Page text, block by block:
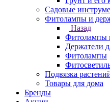
Садовые
Фитолампы и
Назад
Фитолампы
Держатели
Фитолампы
Подвязка
Товары для дома
Бренды